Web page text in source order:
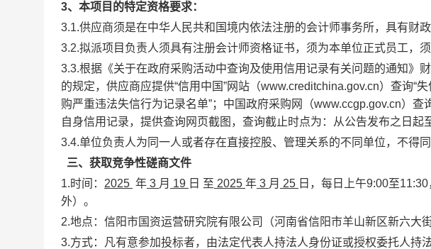
3、 本项目的特定资格要求：
3.1.供应商须是在中华人民共和国境内依法注册的会计师事务所，具有财
3.2.拟派项目负责人须具有注册会计师资格证书，须为本单位正式员工，
3.3.根据《关于在政府采购活动中查询及使用信用记录有关问题的通知》
的规定，供应商应提供“信用中国”网站（www.creditchina.gov.cn）查询“
购严重违法失信行为记录名单”；中国政府采购网（www.ccgp.gov.cn）查
自身信用记录，提供查询网页截图，查询截止时点为：从公告发布之日起
3.4.单位负责人为同一人或者存在直接控股、管理关系的不同单位，不得
三、获取竞争性磋商文件
1.时间： 2025 年 3 月 19 日 至 2025 年 3 月 25 日 ，每日上午9:00至
外）。
2.地点：信阳市国资运营研究院有限公司
（河南省信阳市羊山新区新六大
3.方式：凡有意参加投标者，由法定代表人持法人身份证或授权委托人持